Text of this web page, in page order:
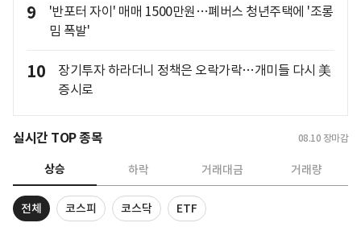
9
'반포터 자이' 매매 1500만원…폐버스 청년주택에 '조롱
밈 폭발'
10
장기투자 하라더니 정책은 오락가락…개미들 다시 美
증시로
실시간 TOP 종목 08.10 장마감
상승 하락 거래대금 거래량
전체 코스피 코스닥 ETF